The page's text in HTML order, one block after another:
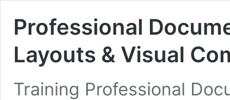
Professional
Layouts & Visual
Training Professional